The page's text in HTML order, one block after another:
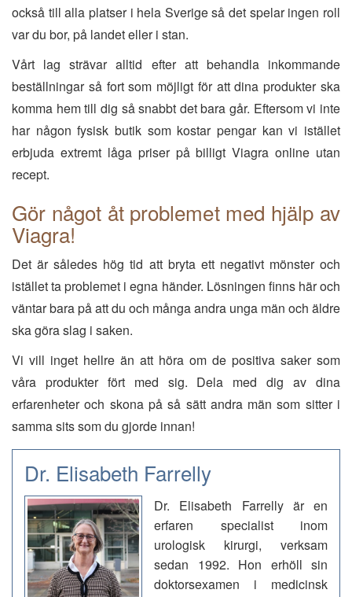
också till alla platser i hela Sverige så det spelar ingen roll
var du bor, på landet eller i stan.
Vårt lag strävar alltid efter att behandla inkommande
beställningar så fort som möjligt för att dina produkter ska
komma hem till dig så snabbt det bara går. Eftersom vi inte
har någon fysisk butik som kostar pengar kan vi istället
erbjuda extremt låga priser på billigt Viagra online utan
recept.
Gör något åt problemet med hjälp av
Viagra!
Det är således hög tid att bryta ett negativt mönster och
istället ta problemet i egna händer. Lösningen finns här och
väntar bara på att du och många andra unga män och äldre
ska göra slag i saken.
Vi vill inget hellre än att höra om de positiva saker som
våra produkter fört med sig. Dela med dig av dina
erfarenheter och skona på så sätt andra män som sitter i
samma sits som du gjorde innan!
Dr. Elisabeth Farrelly
Dr. Elisabeth Farrelly är en
erfaren specialist inom
urologisk kirurgi, verksam
sedan 1992. Hon erhöll sin
doktorsexamen i medicinsk